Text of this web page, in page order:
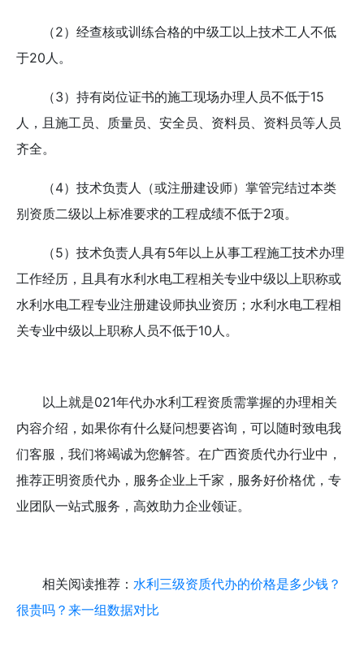
（2）经查核或训练合格的中级工以上技术工人不低
于20人。
（3）持有岗位证书的施工现场办理人员不低于15
人，且施工员、质量员、安全员、资料员、资料员等人员
齐全。
（4）技术负责人（或注册建设师）掌管完结过本类
别资质二级以上标准要求的工程成绩不低于2项。
（5）技术负责人具有5年以上从事工程施工技术办理
工作经历，且具有水利水电工程相关专业中级以上职称或
水利水电工程专业注册建设师执业资历；水利水电工程相
关专业中级以上职称人员不低于10人。
以上就是021年代办水利工程资质需掌握的办理相关
内容介绍， 如果你有什么疑问想要咨询，可以随时致电我
们客服，我们将竭诚为您解答。 在广西资质代办行业中，
推荐正明资质代办，服务企业上千家，服务好价格优，专
业团队一站式服务，高效助力企业领证。
相关阅读推荐： 水利三级资质代办的价格是多少钱？
很贵吗？来一组数据对比